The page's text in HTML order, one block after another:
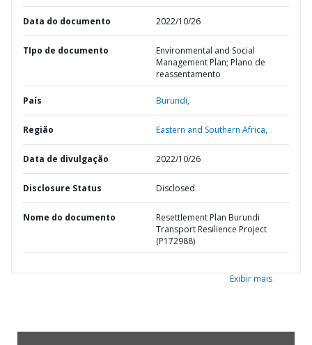
Data do documento 2022/10/26
TIpo de documento
Environmental and Social
Management Plan; Plano de
reassentamento
País Burundi,
Região Eastern and Southern Africa,
Data de divulgação 2022/10/26
Disclosure Status Disclosed
Nome do documento
Resettlement Plan Burundi
Transport Resilience Project
(P172988)
Exibir mais